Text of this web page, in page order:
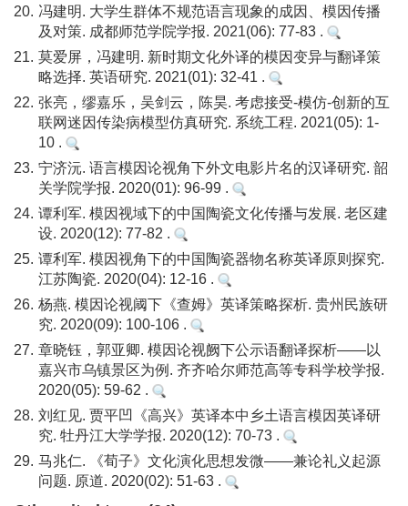
20. 冯建明. 大学生群体不规范语言现象的成因、模因传播
及对策. 成都师范学院学报. 2021(06): 77-83 .
21. 莫爱屏，冯建明. 新时期文化外译的模因变异与翻译策
略选择. 英语研究. 2021(01): 32-41 .
22. 张亮，缪嘉乐，吴剑云，陈昊. 考虑接受-模仿-创新的互
联网迷因传染病模型仿真研究. 系统工程. 2021(05): 1-
10 .
23. 宁济沅. 语言模因论视角下外文电影片名的汉译研究. 韶
关学院学报. 2020(01): 96-99 .
24. 谭利军. 模因视域下的中国陶瓷文化传播与发展. 老区建
设. 2020(12): 77-82 .
25. 谭利军. 模因视角下的中国陶瓷器物名称英译原则探究.
江苏陶瓷. 2020(04): 12-16 .
26. 杨燕. 模因论视阈下《查姆》英译策略探析. 贵州民族研
究. 2020(09): 100-106 .
27. 章晓钰，郭亚卿. 模因论视阙下公示语翻译探析——以
嘉兴市乌镇景区为例. 齐齐哈尔师范高等专科学校学报.
2020(05): 59-62 .
28. 刘红见. 贾平凹《高兴》英译本中乡土语言模因英译研
究. 牡丹江大学学报. 2020(12): 70-73 .
29. 马兆仁. 《荀子》文化演化思想发微——兼论礼义起源
问题. 原道. 2020(02): 51-63 .